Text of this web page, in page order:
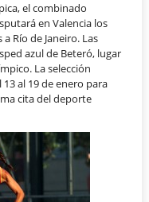
el combinado
en Valencia los
Río de Janeiro. Las
azul de Beteró, lugar
La selección
al 19 de enero para
cita del deporte